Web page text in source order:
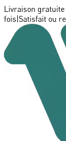
Livraison
fois Satisfait ou